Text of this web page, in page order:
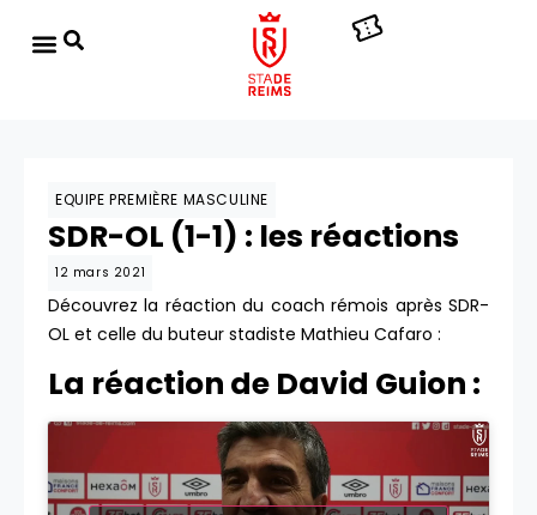
EQUIPE PREMIÈRE MASCULINE
SDR-OL (1-1) : les réactions
12 mars 2021
Découvrez la réaction du coach rémois après SDR-
OL et celle du buteur stadiste Mathieu Cafaro :
La réaction de David Guion :